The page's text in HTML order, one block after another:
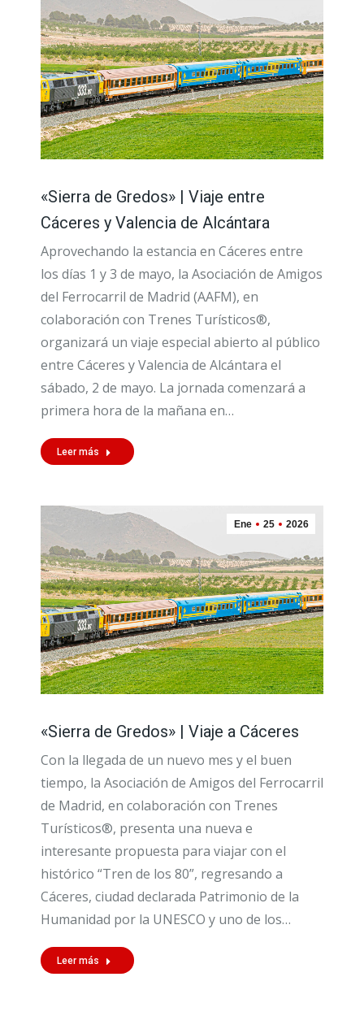
«Sierra de Gredos» | Viaje entre
Cáceres y Valencia de Alcántara
Aprovechando la estancia en Cáceres entre
los días 1 y 3 de mayo, la Asociación de Amigos
del Ferrocarril de Madrid (AAFM), en
colaboración con Trenes Turísticos®,
organizará un viaje especial abierto al público
entre Cáceres y Valencia de Alcántara el
sábado, 2 de mayo. La jornada comenzará a
primera hora de la mañana en…
Leer más
Ene 25 2026
«Sierra de Gredos» | Viaje a Cáceres
Con la llegada de un nuevo mes y el buen
tiempo, la Asociación de Amigos del Ferrocarril
de Madrid, en colaboración con Trenes
Turísticos®, presenta una nueva e
interesante propuesta para viajar con el
histórico “Tren de los 80”, regresando a
Cáceres, ciudad declarada Patrimonio de la
Humanidad por la UNESCO y uno de los…
Leer más